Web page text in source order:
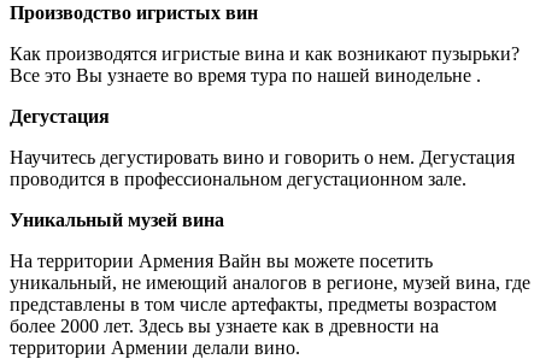
Производство игристых вин
Как производятся игристые вина и как возникают пузырьки?
Все это Вы узнаете во время тура по нашей винодельне .
Дегустация
Научитесь дегустировать вино и говорить о нем. Дегустация
проводится в профессиональном дегустационном зале.
Уникальный музей вина
На территории Армения Вайн вы можете посетить
уникальный, не имеющий аналогов в регионе, музей вина, где
представлены в том числе артефакты, предметы возрастом
более 2000 лет. Здесь вы узнаете как в древности на
территории Армении делали вино.